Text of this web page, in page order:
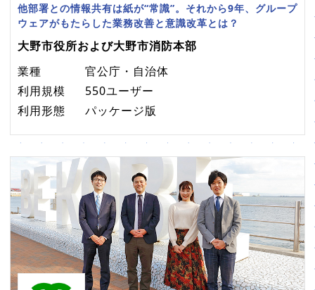
他部署との情報共有は紙が“常識”。それから9年、グループ
ウェアがもたらした業務改善と意識改革とは？
大野市役所および大野市消防本部
業種
官公庁・自治体
利用規模
550ユーザー
利用形態
パッケージ版